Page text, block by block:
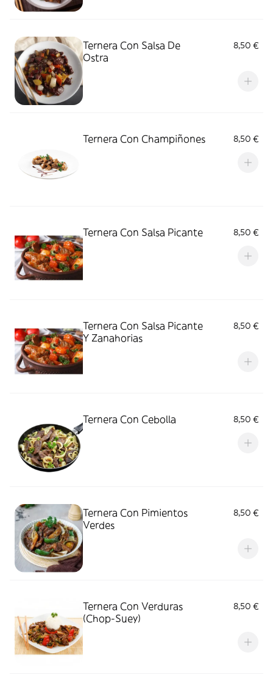
Ternera Con Salsa De
Ostra
8,50 €
Ternera Con Champiñones 8,50 €
Ternera Con Salsa Picante 8,50 €
Ternera Con Salsa Picante
Y Zanahorias
8,50 €
Ternera Con Cebolla 8,50 €
Ternera Con Pimientos
Verdes
8,50 €
Ternera Con Verduras
(Chop-Suey)
8,50 €